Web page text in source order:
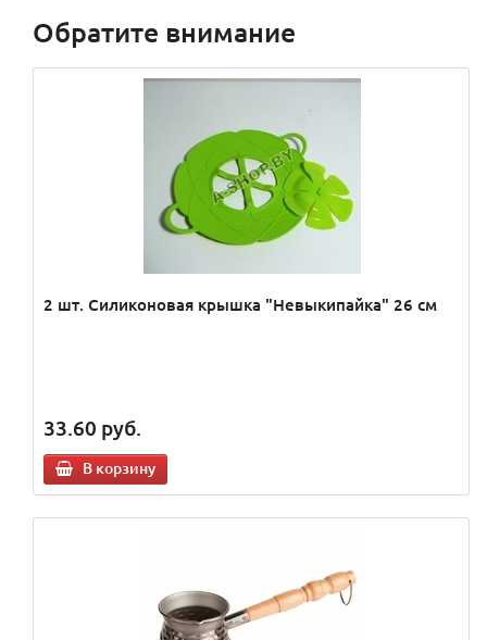
Обратите внимание
2 шт. Силиконовая крышка "Невыкипайка" 26 см
33.60 руб.
В корзину